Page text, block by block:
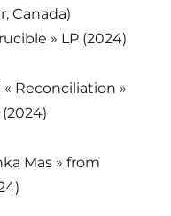
Canada)
» LP (2024)
« Reconciliation »
Mas » from